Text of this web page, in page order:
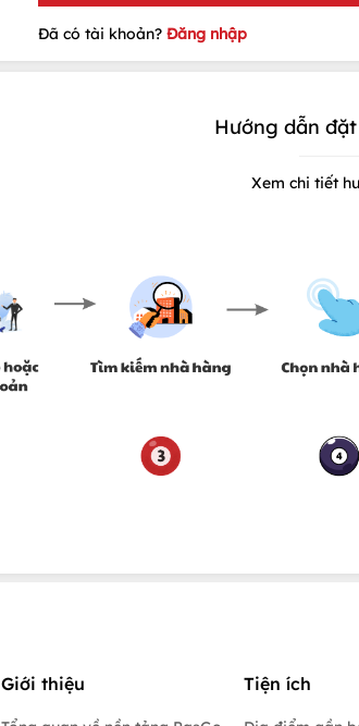
Đã có tài khoản? Đăng nhập
Hướng dẫn
Xem chi tiết
Giới thiệu Tiện ích